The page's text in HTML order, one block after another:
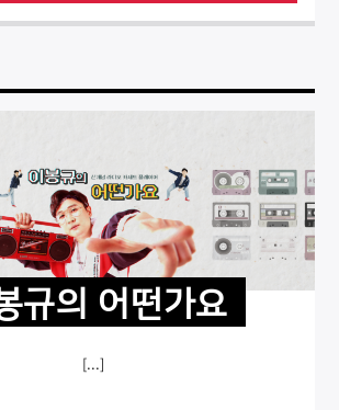
규의 어떤가요
[...]